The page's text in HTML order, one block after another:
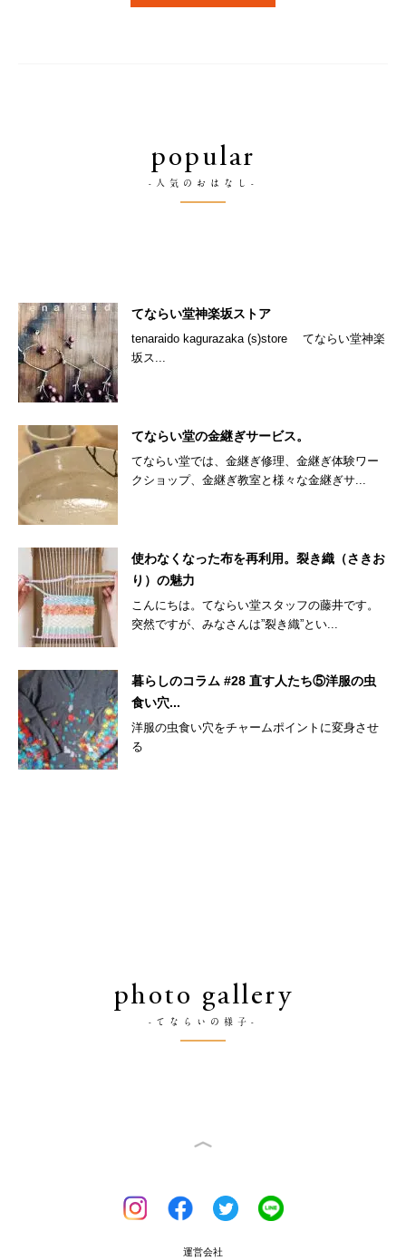
popular
-人気のおはなし-
てならい堂神楽坂ストア
tenaraido kagurazaka (s)store てならい堂神楽
坂ス...
てならい堂の金継ぎサービス。
てならい堂では、金継ぎ修理、金継ぎ体験ワー
クショップ、金継ぎ教室と様々な金継ぎサ...
使わなくなった布を再利用。裂き織（さきお
り）の魅力
こんにちは。てならい堂スタッフの藤井です。
突然ですが、みなさんは”裂き織”とい...
暮らしのコラム #28 直す人たち⑤洋服の虫
食い穴...
洋服の虫食い穴をチャームポイントに変身させ
る
photo gallery
-てならいの様子-
運営会社